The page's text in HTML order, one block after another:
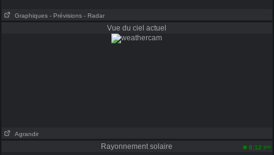
Graphiques - Prévisions - Radar
Vue du ciel actuel
Agrandir
Rayonnement solaire 8:12 pm